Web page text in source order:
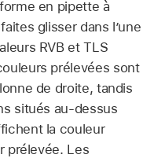
en pipette à
glisser dans l’une
RVB et TLS
prélevées sont
de droite, tandis
situés au-dessus
la couleur
prélevée. Les